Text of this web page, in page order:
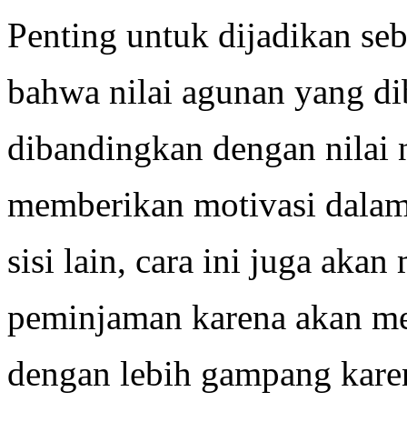
Penting untuk dijadikan
bahwa nilai agunan yang
dibandingkan dengan nilai
memberikan motivasi
sisi lain, cara ini juga akan
peminjaman karena akan
dengan lebih gampang